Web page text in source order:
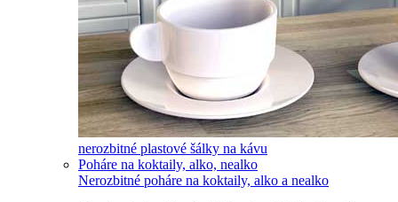
nerozbitné plastové šálky na kávu
Poháre na koktaily, alko, nealko
Nerozbitné poháre na koktaily, alko a nealko